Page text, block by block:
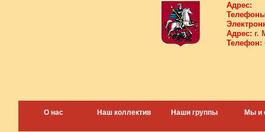
Адрес:
Адрес: г.
Телефон:
О нас Наш коллектив Наши группы Мы и